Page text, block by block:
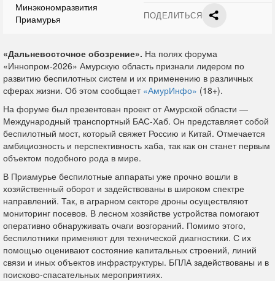
Минэкономразвития
Приамурья
ПОДЕЛИТЬСЯ
«Дальневосточное обозрение». На полях форума
«Иннопром-2026» Амурскую область признали лидером по
развитию беспилотных систем и их применению в различных
сферах жизни. Об этом сообщает «АмурИнфо» (18+).
На форуме был презентован проект от Амурской области —
Международный транспортный БАС-Хаб. Он представляет собой
беспилотный мост, который свяжет Россию и Китай. Отмечается
амбициозность и перспективность хаба, так как он станет первым
объектом подобного рода в мире.
В Приамурье беспилотные аппараты уже прочно вошли в
хозяйственный оборот и задействованы в широком спектре
направлений. Так, в аграрном секторе дроны осуществляют
мониторинг посевов. В лесном хозяйстве устройства помогают
оперативно обнаруживать очаги возгораний. Помимо этого,
беспилотники применяют для технической диагностики. С их
помощью оценивают состояние капитальных строений, линий
связи и иных объектов инфраструктуры. БПЛА задействованы и в
поисково‑спасательных мероприятиях.